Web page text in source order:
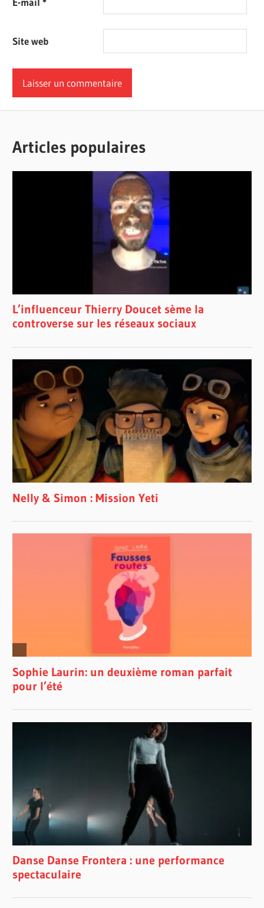
Site web
Articles populaires